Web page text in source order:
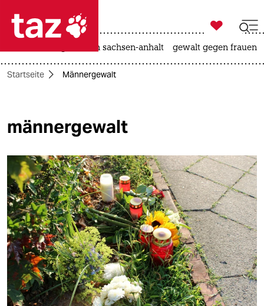
 taz zahl ich
taz zahl ich
politik
öko
gesellschaft
kultur
sport
berlin
nord

taz zahl ich
landtagswahl in sachsen-anhalt gewalt gegen frauen
Startseite Männergewalt
männergewalt